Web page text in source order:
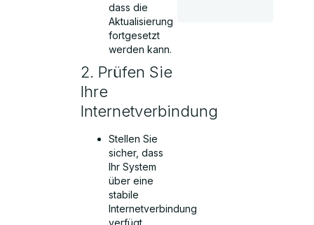
dass die
Aktualisierung
fortgesetzt
werden kann.
2. Prüfen Sie
Ihre
Internetverbindung
Stellen Sie
sicher, dass
Ihr System
über eine
stabile
Internetverbindung
verfügt.